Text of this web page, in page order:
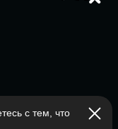
с тем, что